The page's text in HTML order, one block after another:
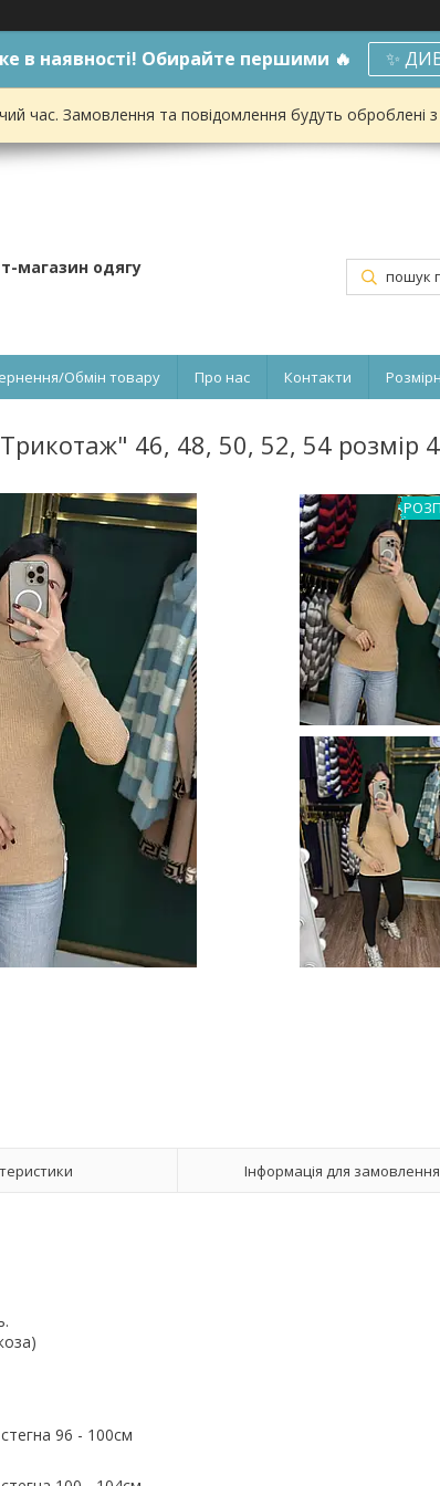
в наявності! Обирайте першими 🔥 ✨
час. Замовлення та повідомлення будуть
магазин одягу
Обмін товару Про нас Контакти
46, 48, 50, 52, 54 розмір
Інформація для замовлення
96 - 100см